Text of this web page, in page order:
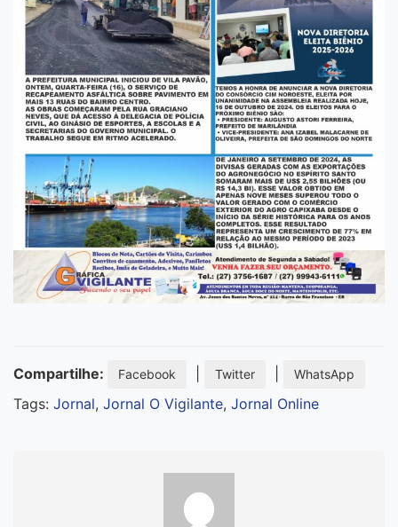
Compartilhe: Facebook Twitter WhatsApp
Tags: Jornal, Jornal O Vigilante, Jornal Online